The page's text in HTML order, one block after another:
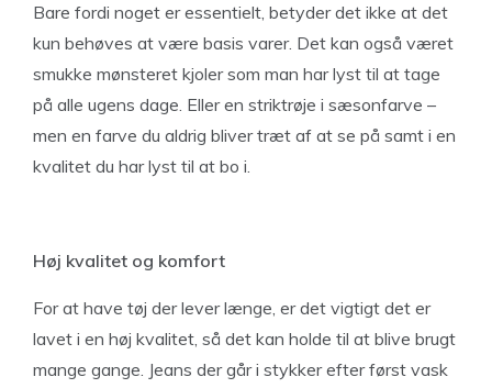
Bare fordi noget er essentielt, betyder det ikke at det
kun behøves at være basis varer. Det kan også været
smukke mønsteret kjoler som man har lyst til at tage
på alle ugens dage. Eller en striktrøje i sæsonfarve –
men en farve du aldrig bliver træt af at se på samt i en
kvalitet du har lyst til at bo i.
Høj kvalitet og komfort
For at have tøj der lever længe, er det vigtigt det er
lavet i en høj kvalitet, så det kan holde til at blive brugt
mange gange. Jeans der går i stykker efter først vask